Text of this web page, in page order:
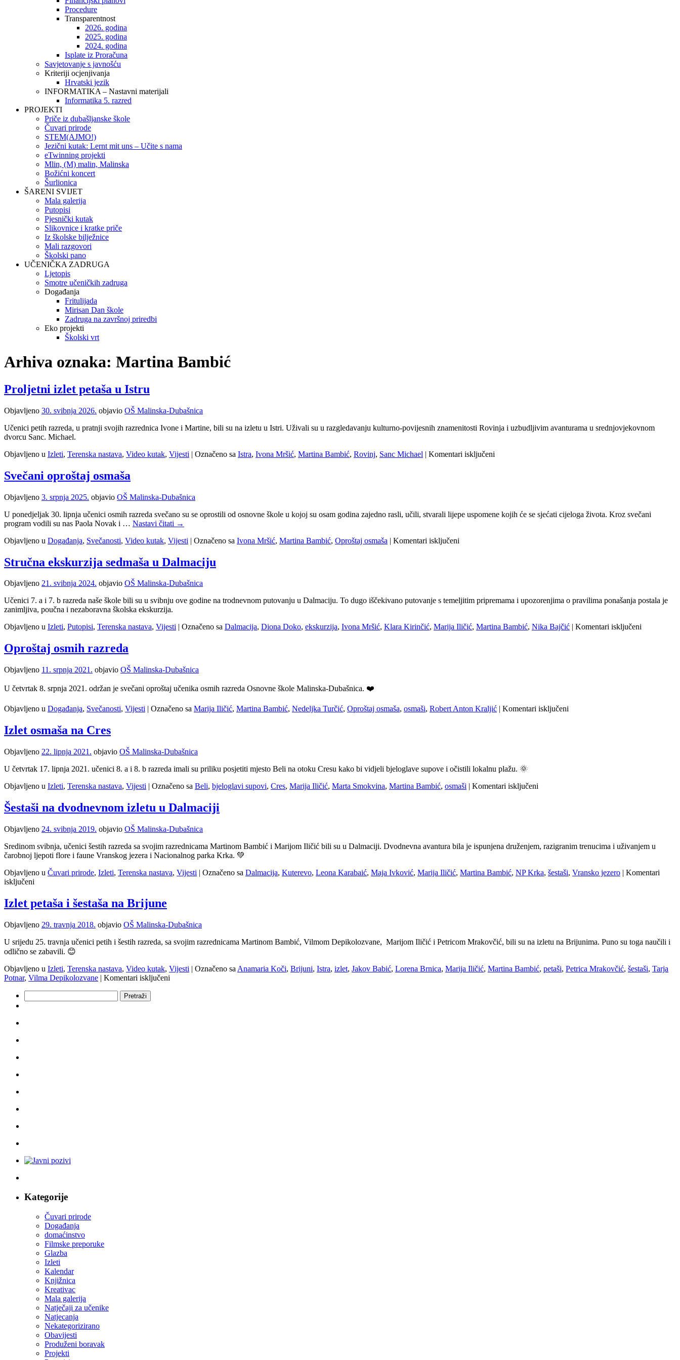
Procedure
Transparentnost
2026. godina
2025. godina
2024. godina
Isplate iz Proračuna
Savjetovanje s javnošću
Kriteriji ocjenjivanja
Hrvatski jezik
INFORMATIKA – Nastavni materijali
Informatika 5. razred
PROJEKTI
Priče iz dubašljanske škole
Čuvari prirode
STEM(AJMO!)
Jezični kutak: Lernt mit uns – Učite s nama
eTwinning projekti
Mlin, (M) malin, Malinska
Božićni koncert
Šurlionica
ŠARENI SVIJET
Mala galerija
Putopisi
Pjesnički kutak
Slikovnice i kratke priče
Iz školske bilježnice
Mali razgovori
Školski pano
UČENIČKA ZADRUGA
Ljetopis
Smotre učeničkih zadruga
Događanja
Fritulijada
Mirisan Dan škole
Zadruga na završnoj priredbi
Eko projekti
Školski vrt
Arhiva oznaka: Martina Bambić
Proljetni izlet petaša u Istru
Objavljeno 30. svibnja 2026. objavio OŠ Malinska-Dubašnica
Učenici petih razreda, u pratnji svojih razrednica Ivone i Martine, bili su na izletu u Istri. Uživali su u razgledavanju kulturno-povijesnih znamenitosti Rovinja i uzbudljivim avanturama u srednjovjekovnom
dvorcu Sanc. Michael.
Objavljeno u Izleti, Terenska nastava, Video kutak, Vijesti | Označeno sa Istra, Ivona Mršić, Martina Bambić, Rovinj, Sanc Michael | Komentari isključeni
Svečani oproštaj osmaša
Objavljeno 3. srpnja 2025. objavio OŠ Malinska-Dubašnica
U ponedjeljak 30. lipnja učenici osmih razreda svečano su se oprostili od osnovne škole u kojoj su osam godina zajedno rasli, učili, stvarali lijepe uspomene kojih će se sjećati cijeloga života. Kroz svečani
program vodili su nas Paola Novak i … Nastavi čitati →
Objavljeno u Događanja, Svečanosti, Video kutak, Vijesti | Označeno sa Ivona Mršić, Martina Bambić, Oproštaj osmaša | Komentari isključeni
Stručna ekskurzija sedmaša u Dalmaciju
Objavljeno 21. svibnja 2024. objavio OŠ Malinska-Dubašnica
Učenici 7. a i 7. b razreda naše škole bili su u svibnju ove godine na trodnevnom putovanju u Dalmaciju. To dugo iščekivano putovanje s temeljitim pripremama i upozorenjima o pravilima ponašanja postala je
zanimljiva, poučna i nezaboravna školska ekskurzija.
Objavljeno u Izleti, Putopisi, Terenska nastava, Vijesti | Označeno sa Dalmacija, Diona Doko, ekskurzija, Ivona Mršić, Klara Kirinčić, Marija Iličić, Martina Bambić, Nika Bajčić | Komentari isključeni
Oproštaj osmih razreda
Objavljeno 11. srpnja 2021. objavio OŠ Malinska-Dubašnica
U četvrtak 8. srpnja 2021. održan je svečani oproštaj učenika osmih razreda Osnovne škole Malinska-Dubašnica. ❤️
Objavljeno u Događanja, Svečanosti, Vijesti | Označeno sa Marija Iličić, Martina Bambić, Nedeljka Turčić, Oproštaj osmaša, osmaši, Robert Anton Kraljić | Komentari isključeni
Izlet osmaša na Cres
Objavljeno 22. lipnja 2021. objavio OŠ Malinska-Dubašnica
U četvrtak 17. lipnja 2021. učenici 8. a i 8. b razreda imali su priliku posjetiti mjesto Beli na otoku Cresu kako bi vidjeli bjeloglave supove i očistili lokalnu plažu. 🌞
Objavljeno u Izleti, Terenska nastava, Vijesti | Označeno sa Beli, bjeloglavi supovi, Cres, Marija Iličić, Marta Smokvina, Martina Bambić, osmaši | Komentari isključeni
Šestaši na dvodnevnom izletu u Dalmaciji
Objavljeno 24. svibnja 2019. objavio OŠ Malinska-Dubašnica
Sredinom svibnja, učenici šestih razreda sa svojim razrednicama Martinom Bambić i Marijom Iličić bili su u Dalmaciji. Dvodnevna avantura bila je ispunjena druženjem, razigranim trenucima i uživanjem u
čarobnoj ljepoti flore i faune Vranskog jezera i Nacionalnog parka Krka. 💚
Objavljeno u Čuvari prirode, Izleti, Terenska nastava, Vijesti | Označeno sa Dalmacija, Kuterevo, Leona Karabaić, Maja Ivković, Marija Iličić, Martina Bambić, NP Krka, šestaši, Vransko jezero | Komentari
isključeni
dvodnevnom
u
Izlet petaša i šestaša na Brijune
Objavljeno 29. travnja 2018. objavio OŠ Malinska-Dubašnica
U srijedu 25. travnja učenici petih i šestih razreda, sa svojim razrednicama Martinom Bambić, Vilmom Depikolozvane, Marijom Iličić i Petricom Mrakovčić, bili su na izletu na Brijunima. Puno su toga naučili i
odlično se zabavili. 😊
Objavljeno u Izleti, Terenska nastava, Video kutak, Vijesti | Označeno sa Anamaria Koči, Brijuni, Istra, izlet, Jakov Babić, Lorena Brnica, Marija Iličić, Martina Bambić, petaši, Petrica Mrakovčić, šestaši, Tarja
Potnar, Vilma Depikolozvane | Komentari isključeni
Kategorije
Čuvari prirode
Događanja
domaćinstvo
Filmske preporuke
Glazba
Izleti
Kalendar
Knjižnica
Kreativac
Mala galerija
Natječaji za učenike
Natjecanja
Nekategorizirano
Obavijesti
Produženi boravak
Projekti